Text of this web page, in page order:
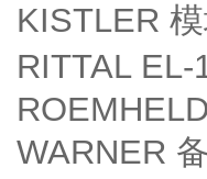
KISTLER
RITTAL
WARNER